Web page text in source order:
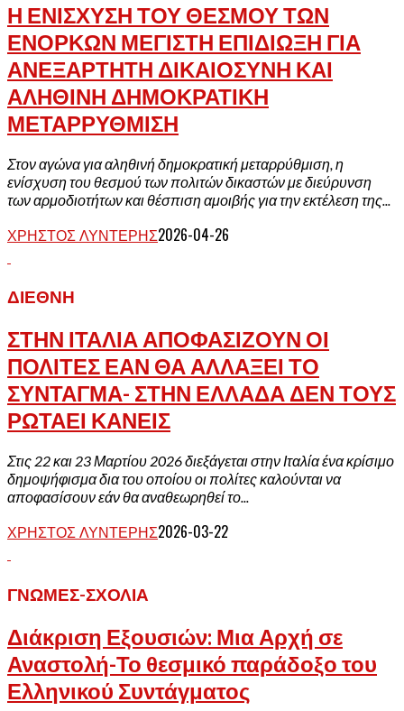
Η ΕΝΙΣΧΥΣΗ ΤΟΥ ΘΕΣΜΟΥ ΤΩΝ
ΕΝΟΡΚΩΝ ΜΕΓΙΣΤΗ ΕΠΙΔΙΩΞΗ ΓΙΑ
ΑΝΕΞΑΡΤΗΤΗ ΔΙΚΑΙΟΣΥΝΗ ΚΑΙ
ΑΛΗΘΙΝΗ ΔΗΜΟΚΡΑΤΙΚΗ
ΜΕΤΑΡΡΥΘΜΙΣΗ
Στον αγώνα για αληθινή δημοκρατική μεταρρύθμιση, η
ενίσχυση του θεσμού των πολιτών δικαστών με διεύρυνση
των αρμοδιοτήτων και θέσπιση αμοιβής για την εκτέλεση της...
ΧΡΉΣΤΟΣ ΛΥΝΤΈΡΗΣ2026-04-26
ΔΙΕΘΝΉ
ΣΤΗΝ ΙΤΑΛΙΑ ΑΠΟΦΑΣΙΖΟΥΝ ΟΙ
ΠΟΛΙΤΕΣ ΕΑΝ ΘΑ ΑΛΛΑΞΕΙ ΤΟ
ΣΥΝΤΑΓΜΑ- ΣΤΗΝ ΕΛΛΑΔΑ ΔΕΝ ΤΟΥΣ
ΡΩΤΑΕΙ ΚΑΝΕΙΣ
Στις 22 και 23 Μαρτίου 2026 διεξάγεται στην Ιταλία ένα κρίσιμο
δημοψήφισμα δια του οποίου οι πολίτες καλούνται να
αποφασίσουν εάν θα αναθεωρηθεί το...
ΧΡΉΣΤΟΣ ΛΥΝΤΈΡΗΣ2026-03-22
ΓΝΏΜΕΣ-ΣΧΌΛΙΑ
Διάκριση Εξουσιών: Μια Αρχή σε
Αναστολή-Το θεσμικό παράδοξο του
Ελληνικού Συντάγματος